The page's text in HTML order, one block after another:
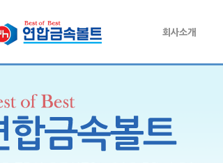
회사소개